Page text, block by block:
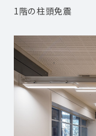
1階の柱頭免震